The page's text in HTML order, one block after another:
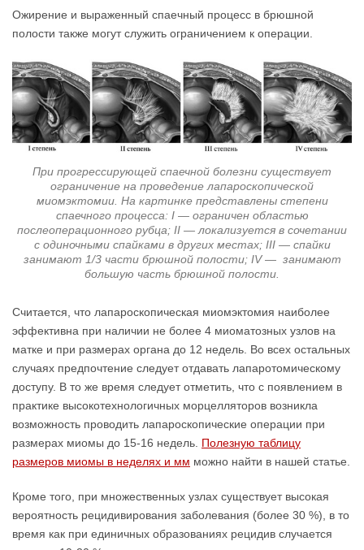
Ожирение и выраженный спаечный процесс в брюшной
полости также могут служить ограничением к операции.
При прогрессирующей спаечной болезни существует
ограничение на проведение лапароскопической
миомэктомии. На картинке представлены степени
спаечного процесса: I — ограничен областью
послеоперационного рубца; II — локализуется в сочетании
с одиночными спайками в других местах; III — спайки
занимают 1/3 части брюшной полости; IV — занимают
большую часть брюшной полости.
Считается, что лапароскопическая миомэктомия наиболее
эффективна при наличии не более 4 миоматозных узлов на
матке и при размерах органа до 12 недель. Во всех остальных
случаях предпочтение следует отдавать лапаротомическому
доступу. В то же время следует отметить, что с появлением в
практике высокотехнологичных морцелляторов возникла
возможность проводить лапароскопические операции при
размерах миомы до 15-16 недель. Полезную таблицу
размеров миомы в неделях и мм можно найти в нашей статье.
Кроме того, при множественных узлах существует высокая
вероятность рецидивирования заболевания (более 30 %), в то
время как при единичных образованиях рецидив случается